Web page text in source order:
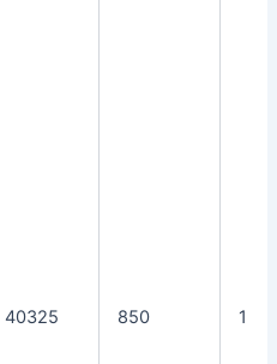
40325 850 1